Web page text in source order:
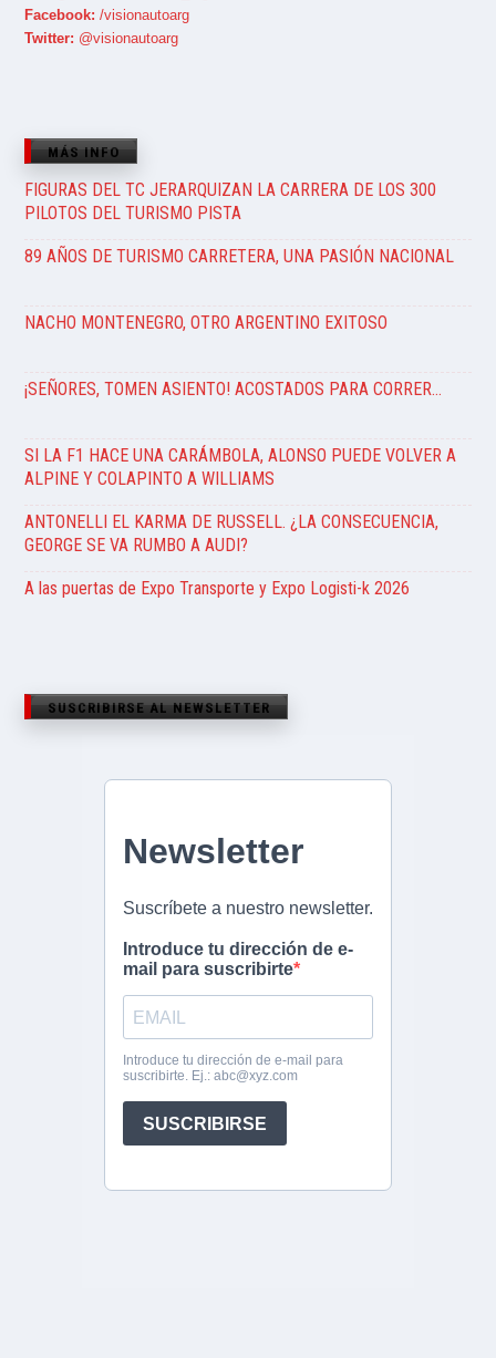
Facebook: /visionautoarg
Twitter: @visionautoarg
MÁS INFO
FIGURAS DEL TC JERARQUIZAN LA CARRERA DE LOS 300
PILOTOS DEL TURISMO PISTA
89 AÑOS DE TURISMO CARRETERA, UNA PASIÓN NACIONAL
NACHO MONTENEGRO, OTRO ARGENTINO EXITOSO
¡SEÑORES, TOMEN ASIENTO! ACOSTADOS PARA CORRER…
SI LA F1 HACE UNA CARÁMBOLA, ALONSO PUEDE VOLVER A
ALPINE Y COLAPINTO A WILLIAMS
ANTONELLI EL KARMA DE RUSSELL. ¿LA CONSECUENCIA,
GEORGE SE VA RUMBO A AUDI?
A las puertas de Expo Transporte y Expo Logisti-k 2026
SUSCRIBIRSE AL NEWSLETTER